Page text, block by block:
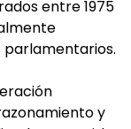
entre 1975
y